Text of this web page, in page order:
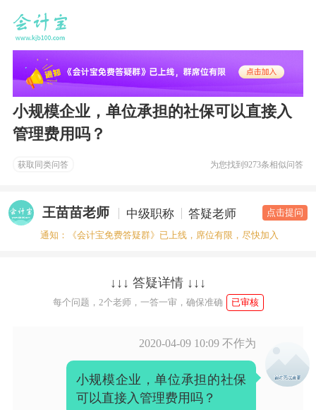
小规模企业，单位承担的社保可以直接入
管理费用吗？
获取同类问答 为您找到9273条相似问答
王苗苗老师 中级职称 答疑老师 点击提问
通知：《会计宝免费答疑群》已上线，席位有限，尽快加入
↓↓↓ 答疑详情 ↓↓↓
每个问题，2个老师，一答一审，确保准确 已审核
2020-04-09 10:09 不作为
小规模企业，单位承担的社保
可以直接入管理费用吗？